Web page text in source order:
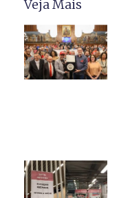
Veja Mais